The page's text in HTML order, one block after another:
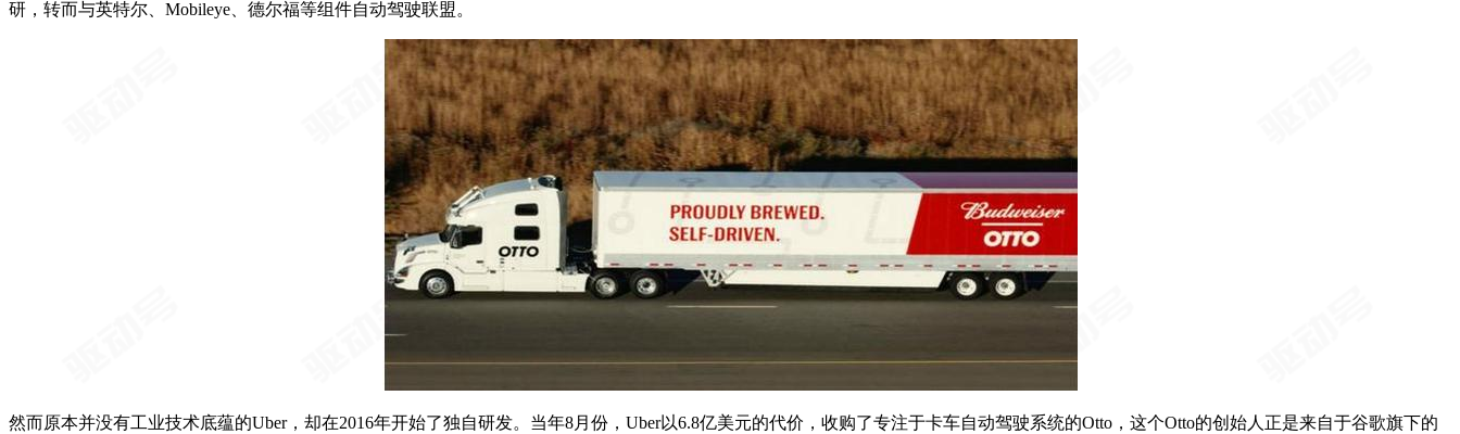
研，转而与英特尔、Mobileye、德尔福等组件自动驾驶联盟。
然而原本并没有工业技术底蕴的Uber，却在2016年开始了独自研发。当年8月份，Uber以6.8亿美元的代价，收购了专注于卡车自动驾驶系统的Otto，这个Otto的创始人正是来自于谷歌旗下的